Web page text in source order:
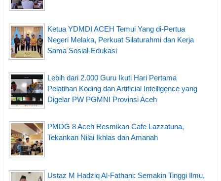
Ketua YDMDI ACEH Temui Yang di-Pertua
Negeri Melaka, Perkuat Silaturahmi dan Kerja
Sama Sosial-Edukasi
Lebih dari 2.000 Guru Ikuti Hari Pertama
Pelatihan Koding dan Artificial Intelligence yang
Digelar PW PGMNI Provinsi Aceh
PMDG 8 Aceh Resmikan Cafe Lazzatuna,
Tekankan Nilai Ikhlas dan Amanah
Ustaz M Hadziq Al-Fathani: Semakin Tinggi Ilmu,